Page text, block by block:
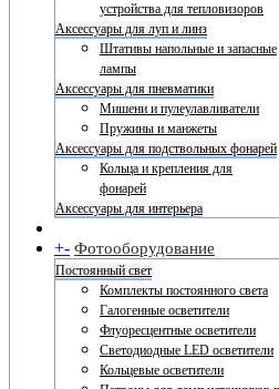
устройства для тепловизоров
Аксессуары для луп и линз
Штативы напольные и запасные
лампы
Аксессуары для пневматики
Мишени и пулеулавливатели
Пружины и манжеты
Аксессуары для подствольных фонарей
Кольца и крепления для
фонарей
Аксессуары для интерьера
+- Фотооборудование
Постоянный свет
Комплекты постоянного света
Галогенные осветители
Флуоресцентные осветители
Светодиодные LED осветители
Кольцевые осветители